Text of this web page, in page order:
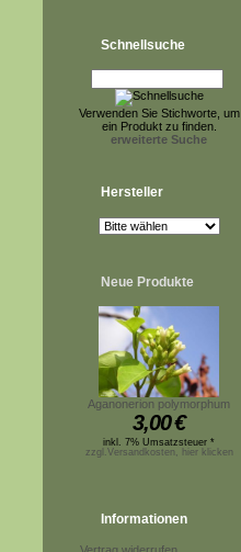
Schnellsuche
Verwenden Sie Stichworte, um
ein Produkt zu finden.
erweiterte Suche
Hersteller
Neue Produkte
Aganonerion polymorphum
3,00€
inkl. 7% Umsatzsteuer *
zzgl.Versandkosten, hier klicken
Informationen